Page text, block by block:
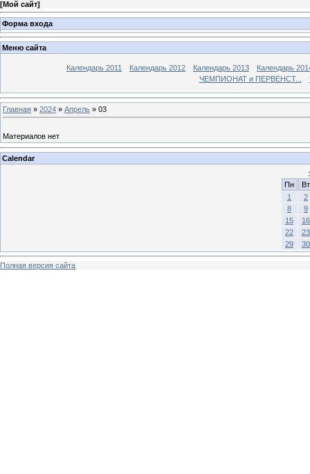
[Мой сайт]
Форма входа
Меню сайта
Календарь 2011 Календарь 2012 Календарь 2013
Календарь
ЧЕМПИОНАТ и ПЕРВЕНСТ...
Главная » 2024 » Апрель » 03
Материалов нет
Calendar
Пн
Вт
1
2
8
9
15
16
22
23
29
30
Полная версия сайта